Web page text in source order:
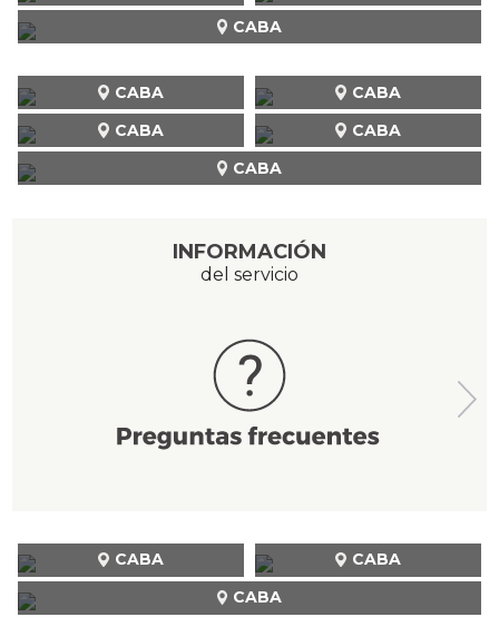
CABA
CABA
CABA
CABA
CABA
CABA
INFORMACIÓN
del servicio
CABA
CABA CABA